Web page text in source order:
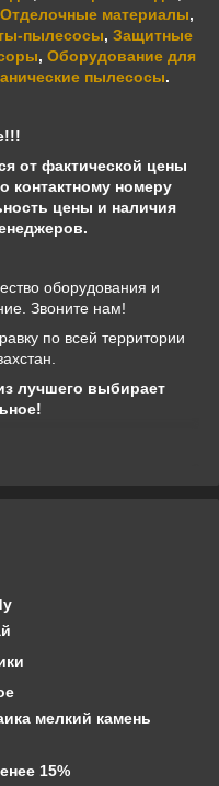
Отделочные материалы,
пылесосы, Защитные
, Оборудование для
пылесосы.
от фактической цены
контактному номеру
цены и наличия
оборудования и
Звоните нам!
по всей территории
лучшего выбирает
мелкий камень
15%